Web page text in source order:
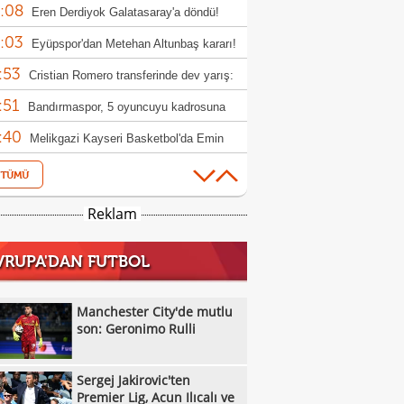
ve Türkiye açıklaması!
Eren Derdiyok Galatasaray'a döndü!
Eyüpspor'dan Metehan Altunbaş kararı!
Cristian Romero transferinde dev yarış:
Atletico Madrid ve Arsenal
Bandırmaspor, 5 oyuncuyu kadrosuna
Melikgazi Kayseri Basketbol'da Emin
dönemiManchester City, Barcelona'nın Rodri
reddetti!
Ümraniyespor'dan iki takviye!
Lewis Hall yanıtı!
Chelsea'de yaprak dökümü! Tam 16
7 madalya kazandı
Fiorentina, Mastantuono'yu açıkladı!
Kayserispor, transfer yasağını kaldırdı
Parma, El Bilal Toure transferini duyurdu
Reklam
FUTBOL
Manchester City'de mutlu
son: Geronimo Rulli
Sergej Jakirovic'ten
Premier Lig, Acun Ilıcalı ve